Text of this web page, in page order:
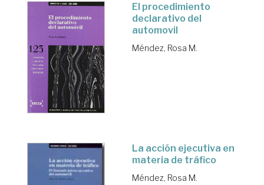
El procedimiento
declarativo del
automovil
Méndez, Rosa M.
La acción ejecutiva en
materia de tráfico
Méndez, Rosa M.